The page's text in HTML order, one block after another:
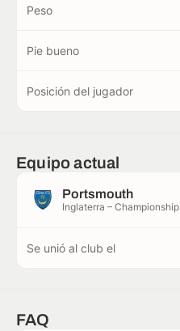
Peso
Pie bueno
Posición del jugador
Equipo actual
Portsmouth
Inglaterra – Championship
Se unió al club el
FAQ